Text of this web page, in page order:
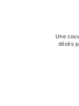
Une
décès